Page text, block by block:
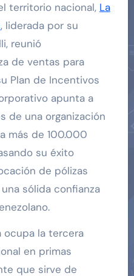
territorio nacional, La
, liderada por su
reunió
de ventas para
Plan de Incentivos
apunta a
de una organización
más de 100.000
su éxito
de pólizas
sólida confianza
ocupa la tercera
en primas
que sirve de